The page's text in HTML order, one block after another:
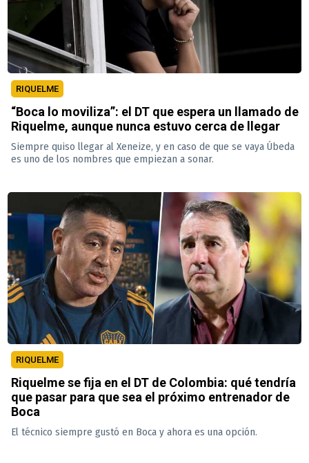
RIQUELME
“Boca lo moviliza”: el DT que espera un llamado de
Riquelme, aunque nunca estuvo cerca de llegar
Siempre quiso llegar al Xeneize, y en caso de que se vaya Úbeda
es uno de los nombres que empiezan a sonar.
RIQUELME
Riquelme se fija en el DT de Colombia: qué tendría
que pasar para que sea el próximo entrenador de
Boca
El técnico siempre gustó en Boca y ahora es una opción.